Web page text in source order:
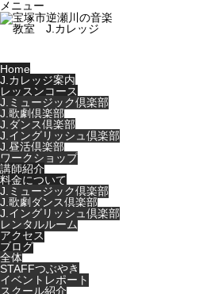
メニュー
Home
J.カレッジ案内
レッスンコース
J.ミュージック倶楽部
J.歌劇倶楽部
J.ダンス倶楽部
J.イングリッシュ倶楽部
J.昼活倶楽部
ワークショップ
講師紹介
料金について
J.ミュージック倶楽部
J.歌劇ダンス倶楽部
J.イングリッシュ倶楽部
レンタルルーム
アクセス
ブログ
全体
STAFFつぶやき
イベントレポート
スクール紹介